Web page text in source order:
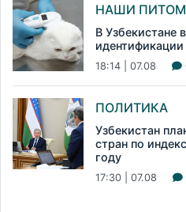
НАШИ
В Узбекистане
18:14 | 07.08
ПОЛИТИКА
Узбекистан
стран по
году
17:30 | 07.08